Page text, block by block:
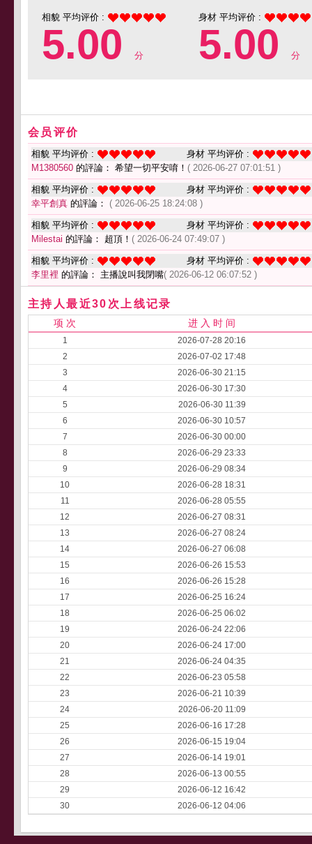
相貌 平均评价 :
5.00 分
身材 平均评价 :
5.00 分
会员评价
相貌 平均评价 :
身材 平均评价 :
M1380560 的評論： 希望一切平安唷！ ( 2026-06-27 07:01:51 )
相貌 平均评价 :
身材 平均评价 :
幸平創真 的評論： ( 2026-06-25 18:24:08 )
相貌 平均评价 :
身材 平均评价 :
Milestai 的評論： 超頂！ ( 2026-06-24 07:49:07 )
相貌 平均评价 :
身材 平均评价 :
李里裡 的評論： 主播說叫我閉嘴( 2026-06-12 06:07:52 )
主持人最近30次上线记录
项 次 进 入 时 间
1
2026-07-28 20:16
2
2026-07-02 17:48
3
2026-06-30 21:15
4
2026-06-30 17:30
5
2026-06-30 11:39
6
2026-06-30 10:57
7
2026-06-30 00:00
8
2026-06-29 23:33
9
2026-06-29 08:34
10
2026-06-28 18:31
11
2026-06-28 05:55
12
2026-06-27 08:31
13
2026-06-27 08:24
14
2026-06-27 06:08
15
2026-06-26 15:53
16
2026-06-26 15:28
17
2026-06-25 16:24
18
2026-06-25 06:02
19
2026-06-24 22:06
20
2026-06-24 17:00
21
2026-06-24 04:35
22
2026-06-23 05:58
23
2026-06-21 10:39
24
2026-06-20 11:09
25
2026-06-16 17:28
26
2026-06-15 19:04
27
2026-06-14 19:01
28
2026-06-13 00:55
29
2026-06-12 16:42
30
2026-06-12 04:06